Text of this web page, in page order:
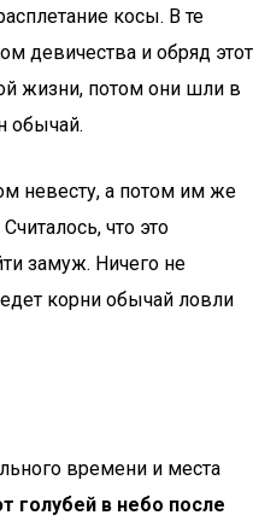
косы. В те
девичества и обряд этот
жизни, потом они шли в
обычай.
невесту, а потом им же
что это
замуж. Ничего не
корни обычай ловли
времени и места
голубей в небо после